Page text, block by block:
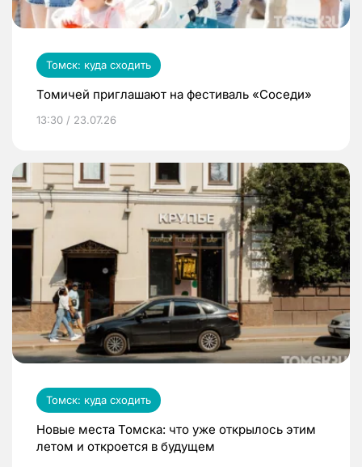
Томск: куда сходить
Томичей приглашают на фестиваль «Соседи»
13:30 / 23.07.26
Томск: куда сходить
Новые места Томска: что уже открылось этим
летом и откроется в будущем